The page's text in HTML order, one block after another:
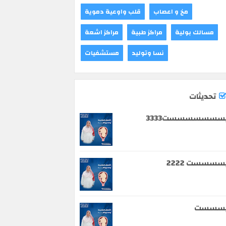
قلب واوعية دموية
مخ و اعصاب
مراكز اشعة
مراكز طبية
مسالك بولية
مستشفيات
نسا وتوليد
تحديثات
2222